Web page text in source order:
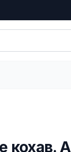
кохав.